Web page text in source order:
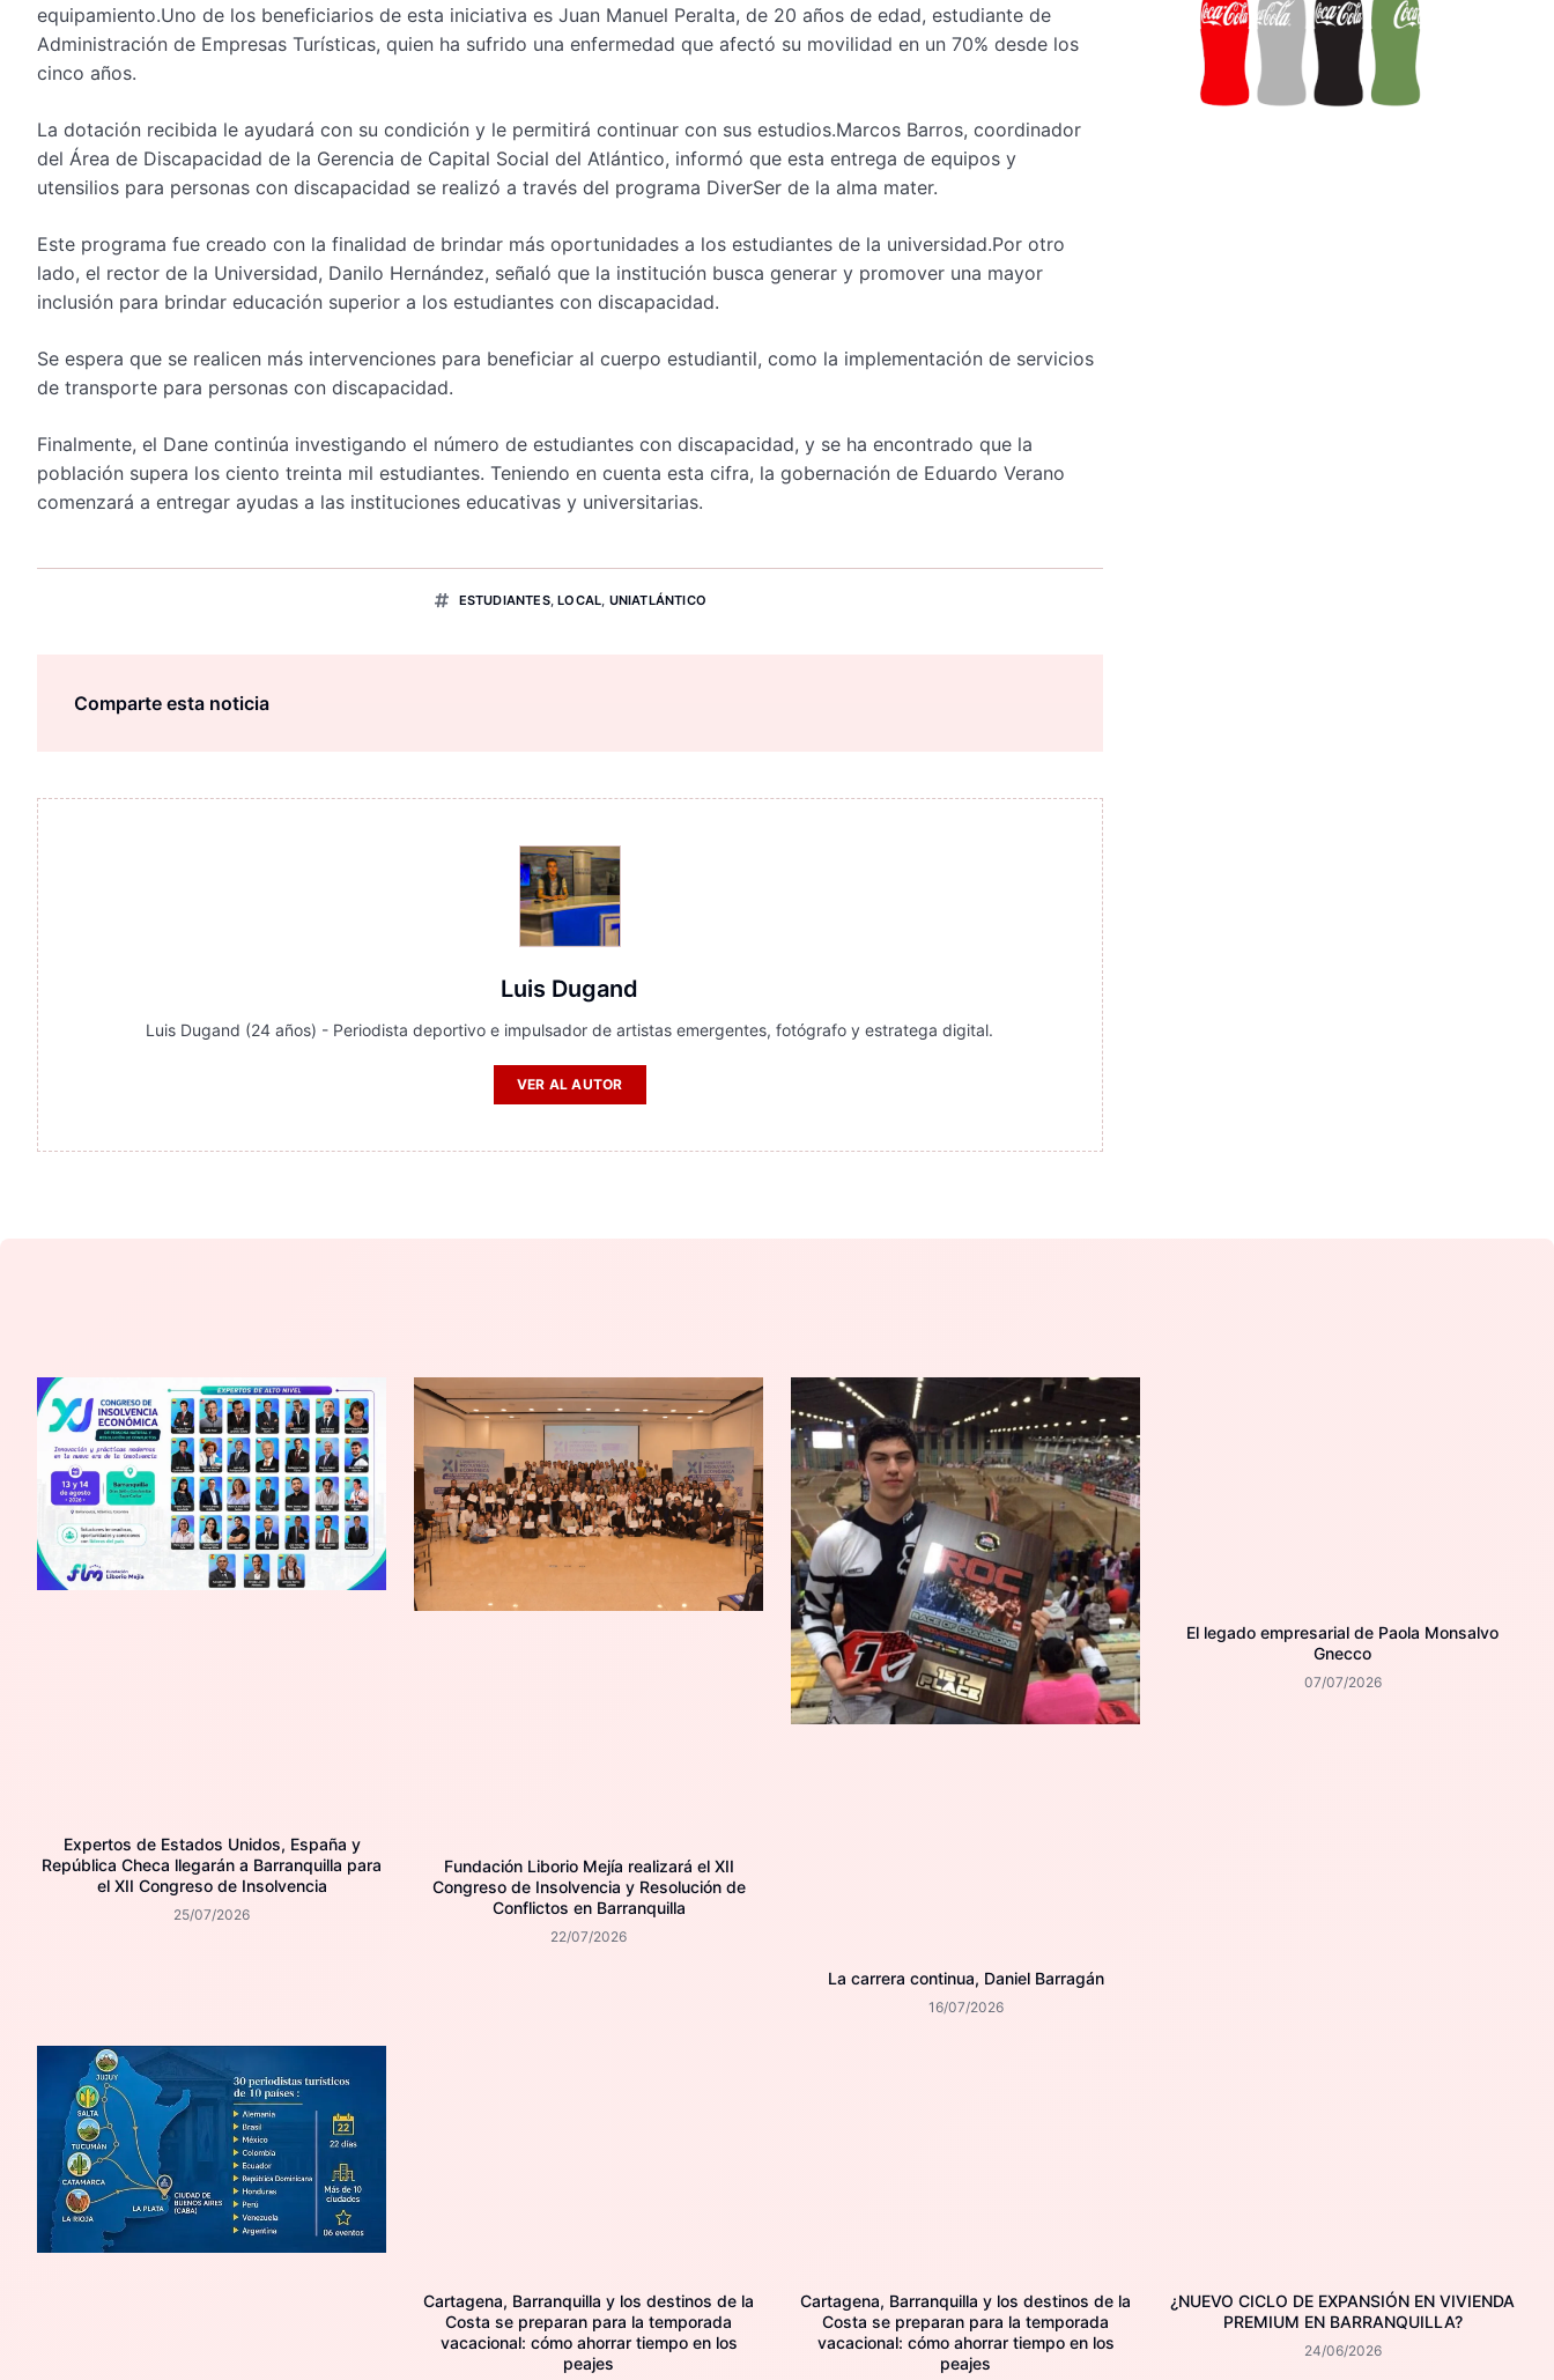
equipamiento.Uno de los beneficiarios de esta iniciativa es Juan Manuel Peralta, de 20 años de edad, estudiante de
Administración de Empresas Turísticas, quien ha sufrido una enfermedad que afectó su movilidad en un 70% desde los
cinco años.
La dotación recibida le ayudará con su condición y le permitirá continuar con sus estudios.Marcos Barros, coordinador
del Área de Discapacidad de la Gerencia de Capital Social del Atlántico, informó que esta entrega de equipos y
utensilios para personas con discapacidad se realizó a través del programa DiverSer de la alma mater.
Este programa fue creado con la finalidad de brindar más oportunidades a los estudiantes de la universidad.Por otro
lado, el rector de la Universidad, Danilo Hernández, señaló que la institución busca generar y promover una mayor
inclusión para brindar educación superior a los estudiantes con discapacidad.
Se espera que se realicen más intervenciones para beneficiar al cuerpo estudiantil, como la implementación de servicios
de transporte para personas con discapacidad.
Finalmente, el Dane continúa investigando el número de estudiantes con discapacidad, y se ha encontrado que la
población supera los ciento treinta mil estudiantes. Teniendo en cuenta esta cifra, la gobernación de Eduardo Verano
comenzará a entregar ayudas a las instituciones educativas y universitarias.
ESTUDIANTES,LOCAL, UNIATLÁNTICO
Comparte esta noticia
Luis Dugand
Luis Dugand (24 años) - Periodista deportivo e impulsador de artistas emergentes, fotógrafo y estratega digital.
VER AL AUTOR
Expertos de Estados Unidos, España y
República Checa llegarán a Barranquilla para
el XII Congreso de Insolvencia
25/07/2026
Fundación Liborio Mejía realizará el XII
Congreso de Insolvencia y Resolución de
Conflictos en Barranquilla
22/07/2026
La carrera continua, Daniel Barragán
16/07/2026
El legado empresarial de Paola Monsalvo
Gnecco
07/07/2026
Cartagena, Barranquilla y los destinos de la
Costa se preparan para la temporada
vacacional: cómo ahorrar tiempo en los
peajes
Cartagena, Barranquilla y los destinos de la
Costa se preparan para la temporada
vacacional: cómo ahorrar tiempo en los
peajes
¿NUEVO CICLO DE EXPANSIÓN EN VIVIENDA
PREMIUM EN BARRANQUILLA?
24/06/2026